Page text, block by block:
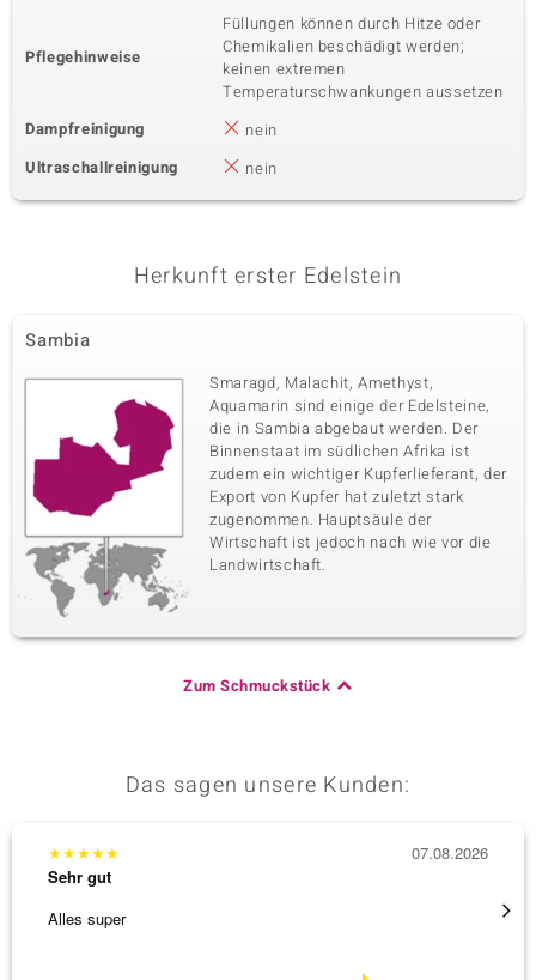
Pflegehinweise
Füllungen können durch Hitze oder
Chemikalien beschädigt werden;
keinen extremen
Temperaturschwankungen aussetzen
Dampfreinigung
nein
Ultraschallreinigung
nein
Herkunft erster Edelstein
Sambia
Smaragd, Malachit, Amethyst,
Aquamarin sind einige der Edelsteine,
die in Sambia abgebaut werden. Der
Binnenstaat im südlichen Afrika ist
zudem ein wichtiger Kupferlieferant, der
Export von Kupfer hat zuletzt stark
zugenommen. Hauptsäule der
Wirtschaft ist jedoch nach wie vor die
Landwirtschaft.
Zum Schmuckstück
Das sagen unsere Kunden:
★★★★★
Sehr gut
Alles super
07.08.2026
Die